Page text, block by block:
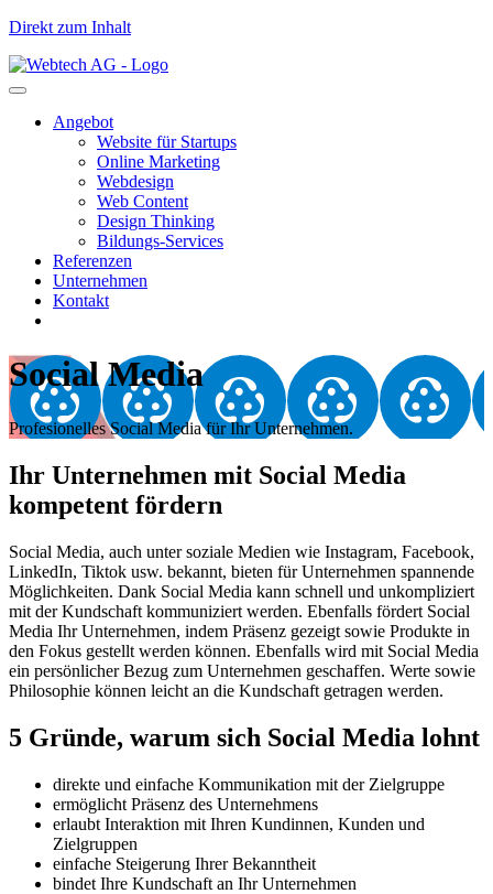
Direkt zum Inhalt
Angebot
Website für Startups
Online Marketing
Webdesign
Web Content
Design Thinking
Bildungs-Services
Referenzen
Unternehmen
Kontakt
Social Media
Profesionelles Social Media für Ihr Unternehmen.
Ihr Unternehmen mit Social Media
kompetent fördern
Social Media, auch unter soziale Medien wie Instagram, Facebook,
LinkedIn, Tiktok usw. bekannt, bieten für Unternehmen spannende
Möglichkeiten. Dank Social Media kann schnell und unkompliziert
mit der Kundschaft kommuniziert werden. Ebenfalls fördert Social
Media Ihr Unternehmen, indem Präsenz gezeigt sowie Produkte in
den Fokus gestellt werden können. Ebenfalls wird mit Social Media
ein persönlicher Bezug zum Unternehmen geschaffen. Werte sowie
Philosophie können leicht an die Kundschaft getragen werden.
5 Gründe, warum sich Social Media lohnt
direkte und einfache Kommunikation mit der Zielgruppe
ermöglicht Präsenz des Unternehmens
erlaubt Interaktion mit Ihren Kundinnen, Kunden und
Zielgruppen
einfache Steigerung Ihrer Bekanntheit
bindet Ihre Kundschaft an Ihr Unternehmen